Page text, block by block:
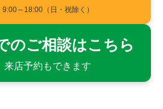
9:00～18:00（日・祝除く）
のご相談はこちら
来店予約もできます